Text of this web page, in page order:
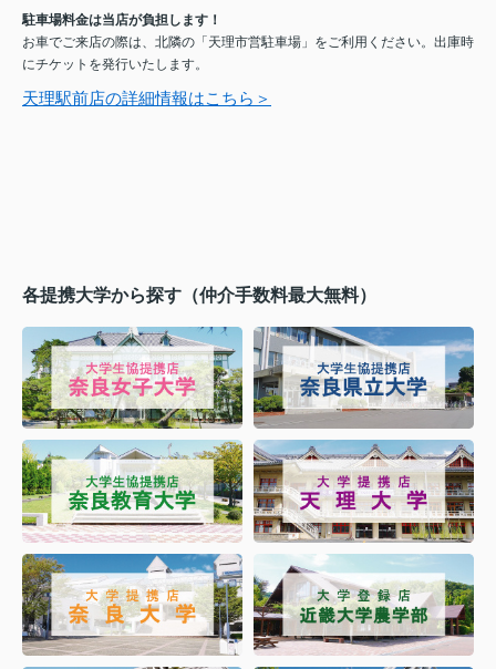
駐車場料金は当店が負担します！
お車でご来店の際は、北隣の「天理市営駐車場」をご利用ください。出庫時
にチケットを発行いたします。
天理駅前店の詳細情報はこちら＞
各提携大学から探す（仲介手数料最大無料）